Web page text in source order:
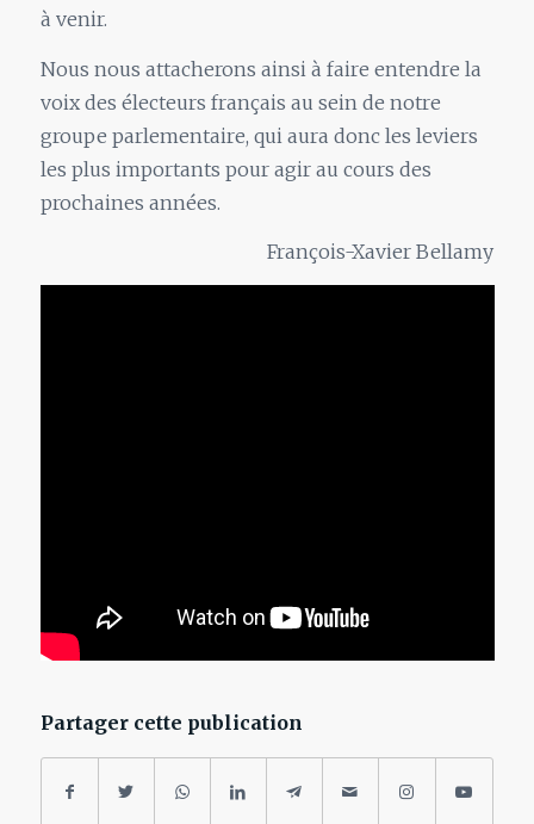
à venir.
Nous nous attacherons ainsi à faire entendre la
voix des électeurs français au sein de notre
groupe parlementaire, qui aura donc les leviers
les plus importants pour agir au cours des
prochaines années.
François-Xavier Bellamy
Partager cette publication